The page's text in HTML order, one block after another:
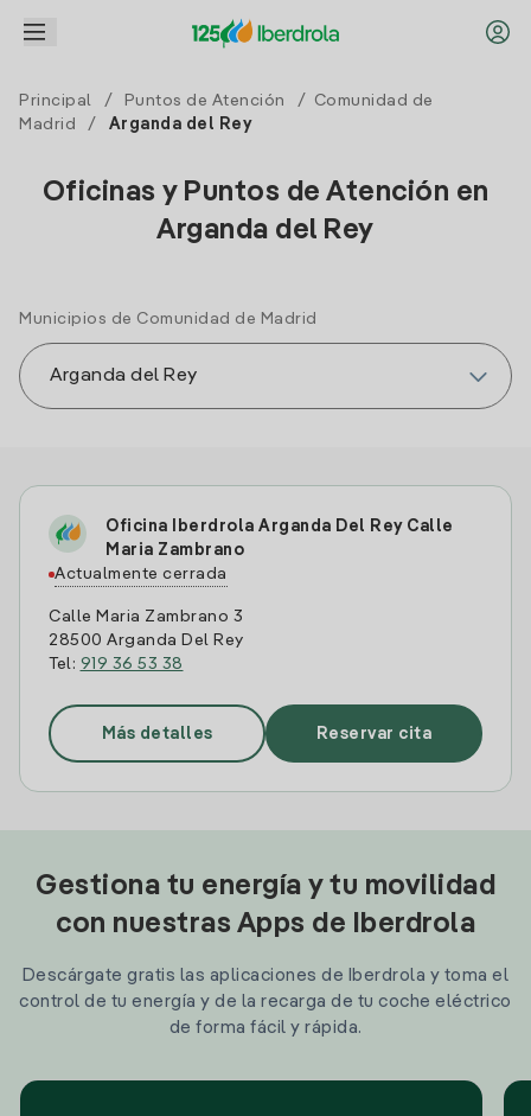
Principal / Puntos de Atención /
Comunidad de
Madrid
/ Arganda del Rey
Oficinas y Puntos de Atención en
Arganda del Rey
Municipios de Comunidad de Madrid
Oficina Iberdrola Arganda Del Rey Calle
Maria Zambrano
Actualmente cerrada
Calle Maria Zambrano 3
28500 Arganda Del Rey
Tel: 919 36 53 38
Más detalles Reservar cita
Gestiona tu energía y tu movilidad
con nuestras Apps de Iberdrola
Descárgate gratis las aplicaciones de Iberdrola y toma el
control de tu energía y de la recarga de tu coche eléctrico
de forma fácil y rápida.